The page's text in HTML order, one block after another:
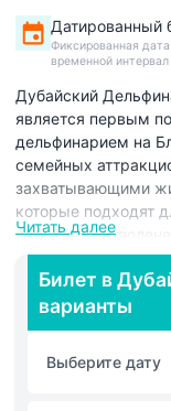
Датированный
Фиксированная
временной интервал
Дубайский
является первым
дельфинарием на
семейных
захватывающими
которые подходят
дельфинов и
Ближнем Востоке!
включает
игривых тюленей,
танцы,
и даже живопись
Крик,
Читать далее
Билет в
варианты
Выберите дату